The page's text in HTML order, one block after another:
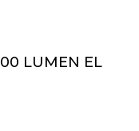
LUMEN EL